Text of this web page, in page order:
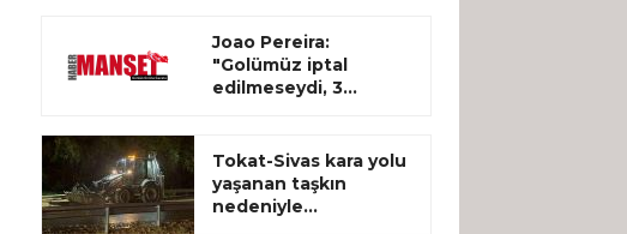
Joao Pereira:
"Golümüz iptal
edilmeseydi, 3...
Tokat-Sivas kara yolu
yaşanan taşkın
nedeniyle...